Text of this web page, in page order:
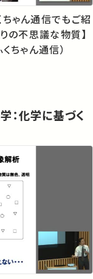
ゃん通信でもご紹
の不思議な物質】
ちゃん通信）